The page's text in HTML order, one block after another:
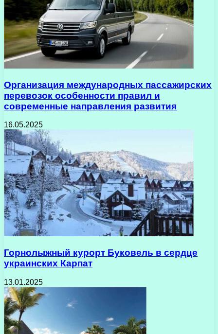
Организация международных пассажирских
перевозок особенности правил и
современные направления развития
16.05.2025
Горнолыжный курорт Буковель в сердце
украинских Карпат
13.01.2025